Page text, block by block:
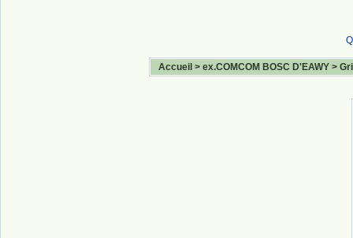
Accueil > ex.COMCOM BOSC D'EAWY >